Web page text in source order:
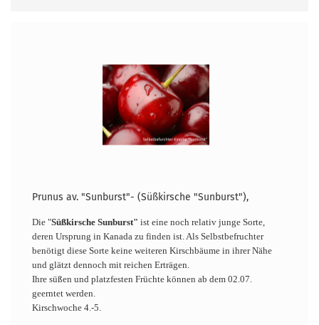
Prunus av. "Sunburst"- (Süßkirsche "Sunburst"),
Die "Süßkirsche Sunburst" ist eine noch relativ junge Sorte,
deren Ursprung in Kanada zu finden ist. Als Selbstbefruchter
benötigt diese Sorte keine weiteren Kirschbäume in ihrer Nähe
und glätzt dennoch mit reichen Erträgen.
Ihre süßen und platzfesten Früchte können ab dem 02.07.
geerntet werden.
Kirschwoche 4.-5.